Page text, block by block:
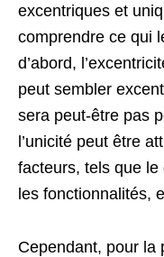
excentriques et
comprendre ce qui
d’abord,
peut sembler
sera peut-être pas
l’unicité peut être
facteurs, tels que
les fonctionnalités,
Cependant, pour la